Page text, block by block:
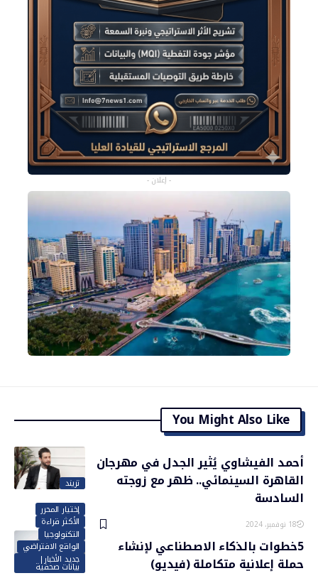
- إعلان -
You Might Also Like
تريند
أحمد الفيشاوي يُثير الجدل في مهرجان
القاهرة السينمائي.. ظهر مع زوجته
السادسة
18 نوفمبر، 2024
إختيار المحرر
الأكثر قراءة
التكنولوجيا
الواقع الافتراضي
جديد الأخبار|
بيانات صحفية
5خطوات بالذكاء الاصطناعي لإنشاء
حملة إعلانية متكاملة (فيديو)